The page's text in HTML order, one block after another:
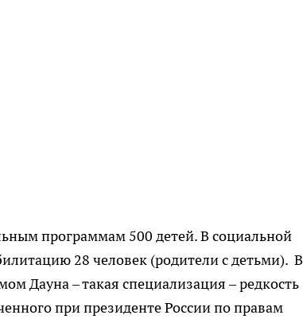
программам 500 детей. В социальной
28 человек (родители с детьми). В
Дауна – такая специализация – редкость
при президенте России по правам